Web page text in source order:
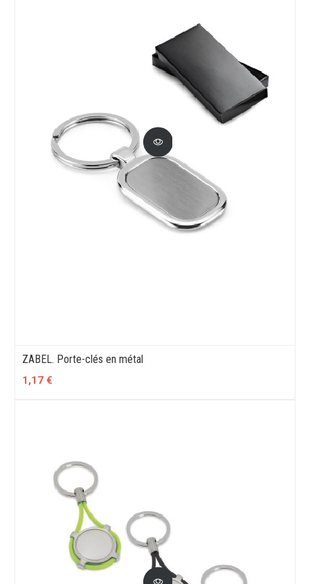
ZABEL. Porte-clés en métal
1,17 €